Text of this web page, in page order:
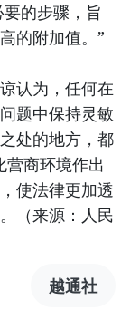
的步骤，旨
的附加值。”
认为，任何在
题中保持灵敏
处的地方，都
营商环境作出
使法律更加透
（来源：人民
越通社